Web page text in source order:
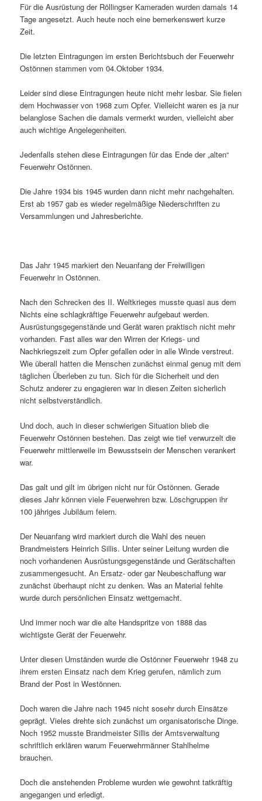
Für die Ausrüstung der Röllingser Kameraden wurden damals 14
Tage angesetzt. Auch heute noch eine bemerkenswert kurze
Zeit.
Die letzten Eintragungen im ersten Berichtsbuch der Feuerwehr
Ostönnen stammen vom 04.Oktober 1934.
Leider sind diese Eintragungen heute nicht mehr lesbar. Sie fielen
dem Hochwasser von 1968 zum Opfer. Vielleicht waren es ja nur
belanglose Sachen die damals vermerkt wurden, vielleicht aber
auch wichtige Angelegenheiten.
Jedenfalls stehen diese Eintragungen für das Ende der „alten“
Feuerwehr Ostönnen.
Die Jahre 1934 bis 1945 wurden dann nicht mehr nachgehalten.
Erst ab 1957 gab es wieder regelmäßige Niederschriften zu
Versammlungen und Jahresberichte.
Das Jahr 1945 markiert den Neuanfang der Freiwilligen
Feuerwehr in Ostönnen.
Nach den Schrecken des II. Weltkrieges musste quasi aus dem
Nichts eine schlagkräftige Feuerwehr aufgebaut werden.
Ausrüstungsgegenstände und Gerät waren praktisch nicht mehr
vorhanden. Fast alles war den Wirren der Kriegs- und
Nachkriegszeit zum Opfer gefallen oder in alle Winde verstreut.
Wie überall hatten die Menschen zunächst einmal genug mit dem
täglichen Überleben zu tun. Sich für die Sicherheit und den
Schutz anderer zu engagieren war in diesen Zeiten sicherlich
nicht selbstverständlich.
Und doch, auch in dieser schwierigen Situation blieb die
Feuerwehr Ostönnen bestehen. Das zeigt wie tief verwurzelt die
Feuerwehr mittlerweile im Bewusstsein der Menschen verankert
war.
Das galt und gilt im übrigen nicht nur für Ostönnen. Gerade
dieses Jahr können viele Feuerwehren bzw. Löschgruppen ihr
100 jähriges Jubiläum feiern.
Der Neuanfang wird markiert durch die Wahl des neuen
Brandmeisters Heinrich Sillis. Unter seiner Leitung wurden die
noch vorhandenen Ausrüstungsgegenstände und Gerätschaften
zusammengesucht. An Ersatz- oder gar Neubeschaffung war
zunächst überhaupt nicht zu denken. Was an Material fehlte
wurde durch persönlichen Einsatz wettgemacht.
Und immer noch war die alte Handspritze von 1888 das
wichtigste Gerät der Feuerwehr.
Unter diesen Umständen wurde die Ostönner Feuerwehr 1948 zu
ihrem ersten Einsatz nach dem Krieg gerufen, nämlich zum
Brand der Post in Westönnen.
Doch waren die Jahre nach 1945 nicht sosehr durch Einsätze
geprägt. Vieles drehte sich zunächst um organisatorische Dinge.
Noch 1952 musste Brandmeister Sillis der Amtsverwaltung
schriftlich erklären warum Feuerwehrmänner Stahlhelme
brauchen.
Doch die anstehenden Probleme wurden wie gewohnt tatkräftig
angegangen und erledigt.